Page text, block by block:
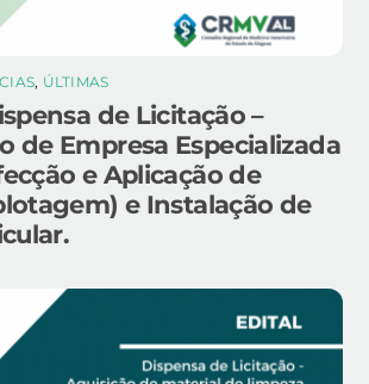
, ÚLTIMAS
de Licitação –
de Empresa Especializada
e Aplicação de
e Instalação de